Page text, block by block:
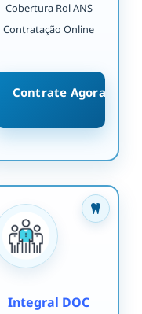
Cobertura Rol ANS
Contratação Online
Contrate Agora
Integral DOC